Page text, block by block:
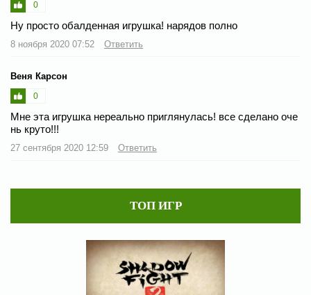
0
Ну просто обалденная игрушка! нарядов полно
8 ноября 2020 07:52 Ответить
Веня Карсон
0
Мне эта игрушка нереально приглянулась! все сделано оче
нь круто!!!
27 сентября 2020 12:59 Ответить
ТОП ИГР